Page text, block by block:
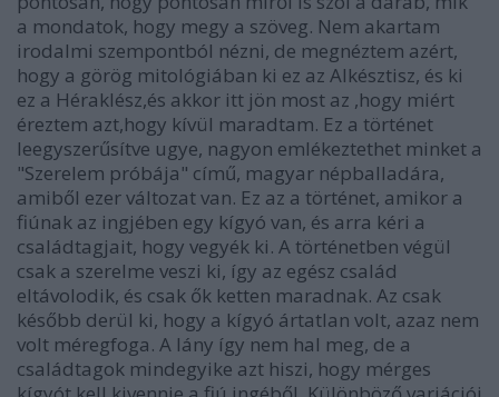
a mondatok, hogy megy a szöveg. Nem akartam
irodalmi szempontból nézni, de megnéztem azért,
hogy a görög mitológiában ki ez az Alkésztisz, és ki
ez a Héraklész,és akkor itt jön most az ,hogy miért
éreztem azt,hogy kívül maradtam. Ez a történet
leegyszerűsítve ugye, nagyon emlékeztethet minket a
"Szerelem próbája" című, magyar népballadára,
amiből ezer változat van. Ez az a történet, amikor a
fiúnak az ingjében egy kígyó van, és arra kéri a
családtagjait, hogy vegyék ki. A történetben végül
csak a szerelme veszi ki, így az egész család
eltávolodik, és csak ők ketten maradnak. Az csak
később derül ki, hogy a kígyó ártatlan volt, azaz nem
volt méregfoga. A lány így nem hal meg, de a
családtagok mindegyike azt hiszi, hogy mérges